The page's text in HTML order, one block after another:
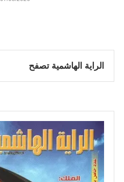
الراية الهاشمية تصفح